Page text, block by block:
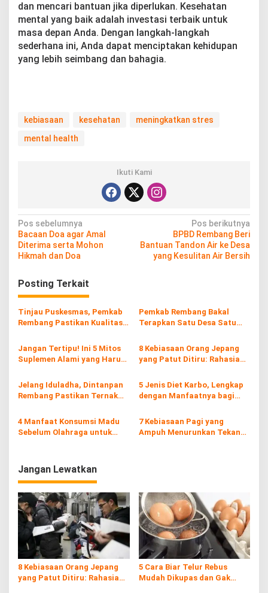
dan mencari bantuan jika diperlukan. Kesehatan
mental yang baik adalah investasi terbaik untuk
masa depan Anda. Dengan langkah-langkah
sederhana ini, Anda dapat menciptakan kehidupan
yang lebih seimbang dan bahagia.
kebiasaan kesehatan
meningkatkan stres
mental health
Ikuti Kami
N
a
v
i
g
a
s
i
p
o
s
Pos sebelumnya
Bacaan Doa agar Amal
Diterima serta Mohon
Hikmah dan Doa
Pos berikutnya
BPBD Rembang Beri
Bantuan Tandon Air ke Desa
yang Kesulitan Air Bersih
Posting Terkait
Tinjau Puskesmas, Pemkab
Rembang Pastikan Kualitas
Pemkab Rembang Bakal
Terapkan Satu Desa Satu
Kesehatan
Jangan Tertipu! Ini 5 Mitos
Suplemen Alami yang Harus
8 Kebiasaan Orang Jepang
yang Patut Ditiru: Rahasia
Terbit
Jelang Iduladha, Dintanpan
Rembang Pastikan Ternak
Sehat
5 Jenis Diet Karbo, Lengkap
dengan Manfaatnya bagi
4 Manfaat Konsumsi Madu
Sebelum Olahraga untuk
7 Kebiasaan Pagi yang
Ampuh Menurunkan Tekanan
Jangan Lewatkan
8 Kebiasaan Orang Jepang
yang Patut Ditiru: Rahasia
5 Cara Biar Telur Rebus
Mudah Dikupas dan Gak